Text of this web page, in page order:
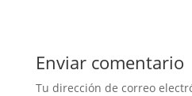
Enviar comentario
Tu dirección de correo